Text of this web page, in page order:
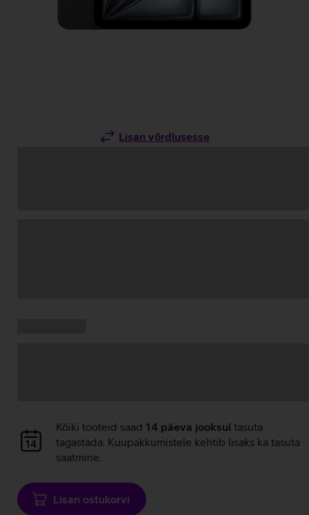
Lisan võrdlusesse
Andmete
laadimine
Kõiki tooteid saad 14 päeva jooksul tasuta
tagastada. Kuupakkumistele kehtib lisaks ka tasuta
saatmine.
Lisan ostukorvi